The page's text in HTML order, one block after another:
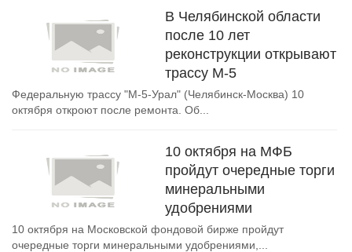
В Челябинской области
после 10 лет
реконструкции открывают
трассу М-5
Федеральную трассу "М-5-Урал" (Челябинск-Москва) 10
октября откроют после ремонта. Об...
10 октября на МФБ
пройдут очередные торги
минеральными
удобрениями
10 октября на Московской фондовой бирже пройдут
очередные торги минеральными удобрениями,...